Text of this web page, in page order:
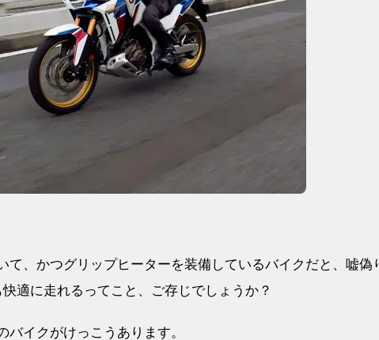
て、かつグリップヒーターを装備しているバイクだと、嘘偽
適に走れるってこと、ご存じでしょうか？
イクがけっこうあります。